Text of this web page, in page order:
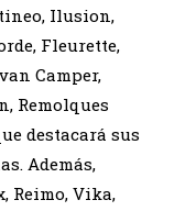
Ilusion,
Fleurette,
Camper,
Remolques
destacará sus
Además,
Reimo, Vika,